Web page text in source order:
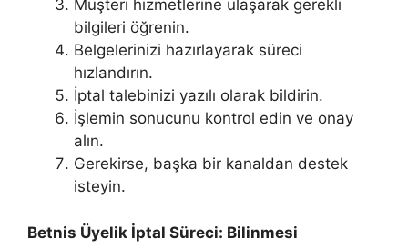
Müşteri hizmetlerine ulaşarak gerekli
bilgileri öğrenin.
Belgelerinizi hazırlayarak süreci
hızlandırın.
İptal talebinizi yazılı olarak bildirin.
İşlemin sonucunu kontrol edin ve onay
alın.
Gerekirse, başka bir kanaldan destek
isteyin.
Betnis Üyelik İptal Süreci: Bilinmesi